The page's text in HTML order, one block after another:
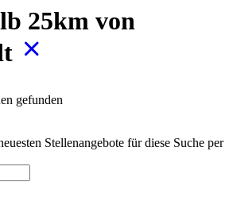
25km von
gefunden
Stellenangebote für diese Suche per